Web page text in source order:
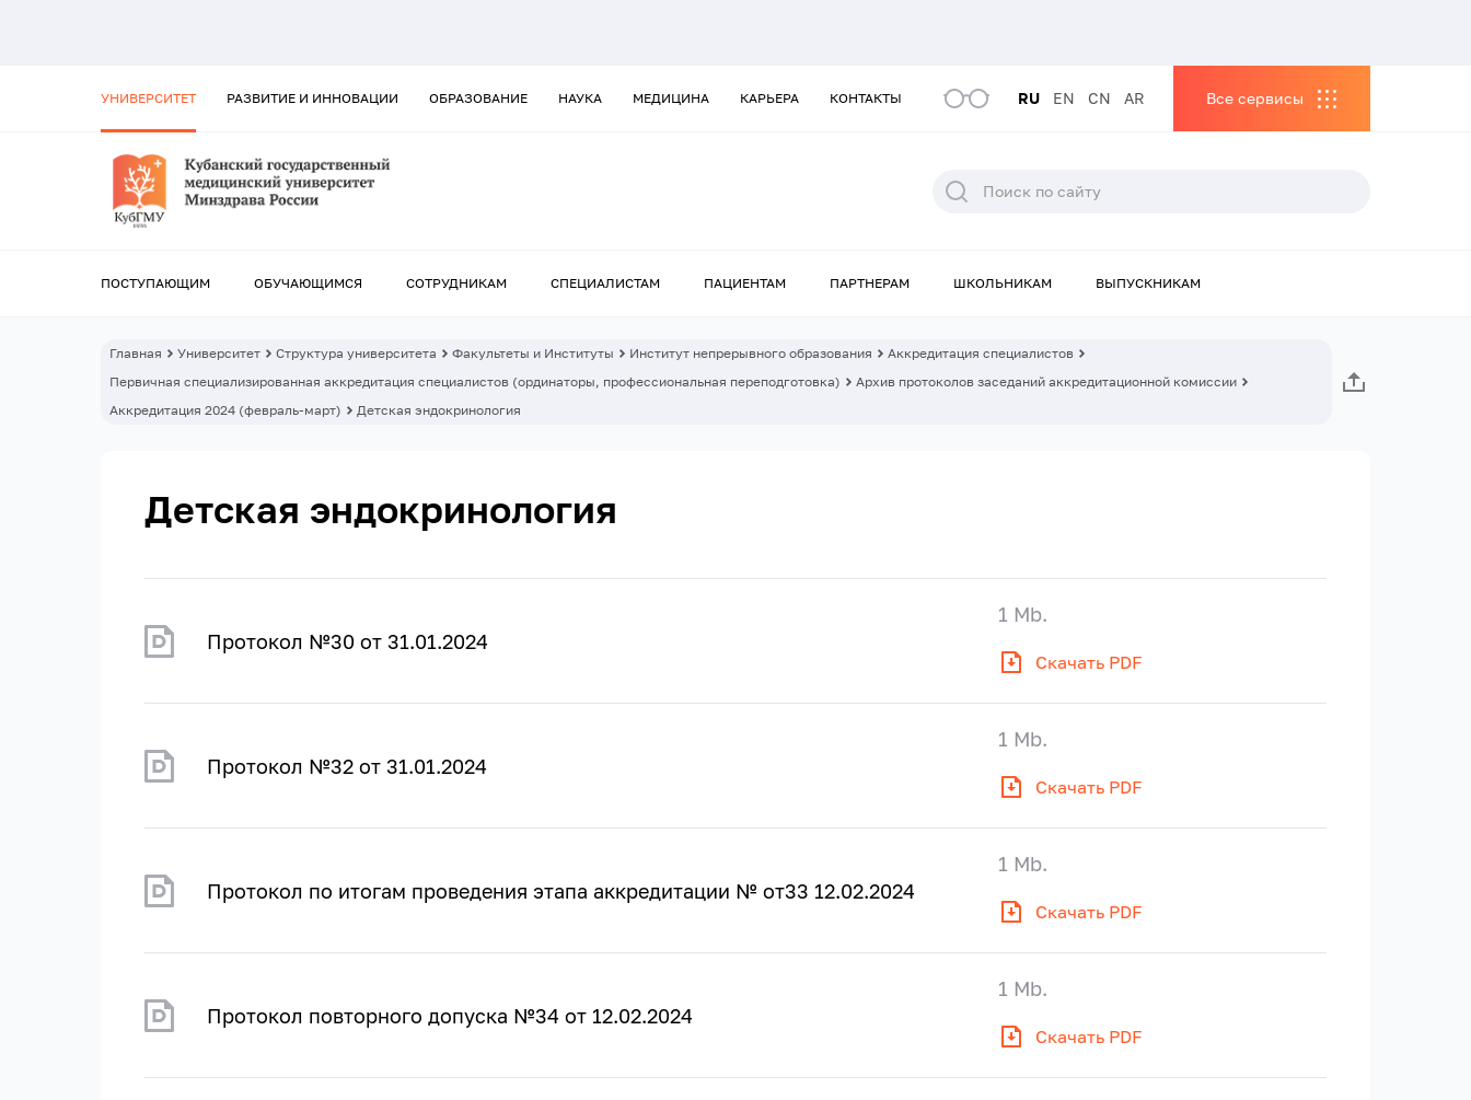
УНИВЕРСИТЕТ РАЗВИТИЕ И ИННОВАЦИИ ОБРАЗОВАНИЕ НАУКА МЕДИЦИНА КАРЬЕРА КОНТАКТЫ RU EN CN AR Все сервисы
ПОСТУПАЮЩИМ ОБУЧАЮЩИМСЯ СОТРУДНИКАМ СПЕЦИАЛИСТАМ ПАЦИЕНТАМ ПАРТНЕРАМ ШКОЛЬНИКАМ ВЫПУСКНИКАМ
Главная Университет Структура университета Факультеты и Институты Институт непрерывного образования
Аккредитация специалистов
Первичная специализированная аккредитация специалистов (ординаторы, профессиональная переподготовка)
Архив протоколов заседаний аккредитационной комиссии
Аккредитация 2024 (февраль-март)
Детская эндокринология
Детская эндокринология
Протокол №30 от 31.01.2024
Скачать PDF
1 Mb.
Протокол №32 от 31.01.2024
Скачать PDF
1 Mb.
Протокол по итогам проведения этапа аккредитации № от33 12.02.2024
Скачать PDF
1 Mb.
Протокол повторного допуска №34 от 12.02.2024
Скачать PDF
1 Mb.